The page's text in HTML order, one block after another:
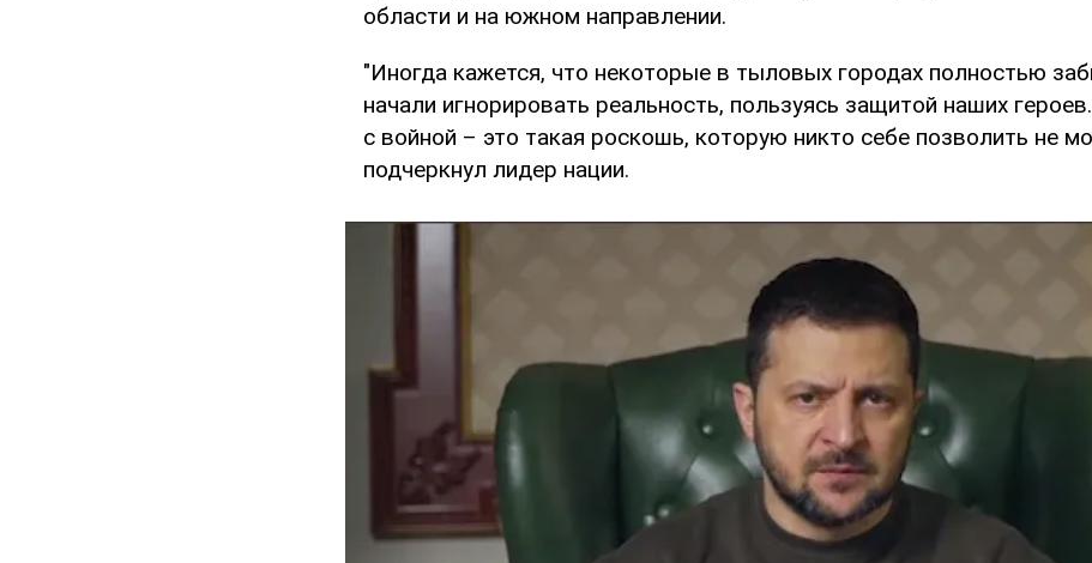
области и на южном направлении.
"Иногда кажется, что некоторые в тыловых городах полностью
начали игнорировать реальность, пользуясь защитой наших
с войной – это такая роскошь, которую никто себе позволить не
подчеркнул лидер нации.